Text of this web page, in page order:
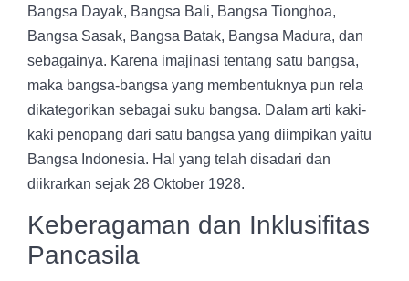
Bangsa Dayak, Bangsa Bali, Bangsa Tionghoa,
Bangsa Sasak, Bangsa Batak, Bangsa Madura, dan
sebagainya. Karena imajinasi tentang satu bangsa,
maka bangsa-bangsa yang membentuknya pun rela
dikategorikan sebagai suku bangsa. Dalam arti kaki-
kaki penopang dari satu bangsa yang diimpikan yaitu
Bangsa Indonesia. Hal yang telah disadari dan
diikrarkan sejak 28 Oktober 1928.
Keberagaman dan Inklusifitas
Pancasila